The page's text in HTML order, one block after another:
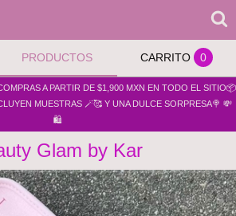
PRODUCTOS CARRITO 0
A PARTIR DE $1,900 MXN EN TODO EL SITIO📦
MUESTRAS 🪄🥰 Y UNA DULCE SORPRESA🍭 💸
🛍️
Glam by Kar